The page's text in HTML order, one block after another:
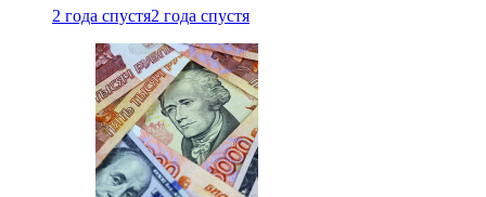
2 года спустя2 года спустя